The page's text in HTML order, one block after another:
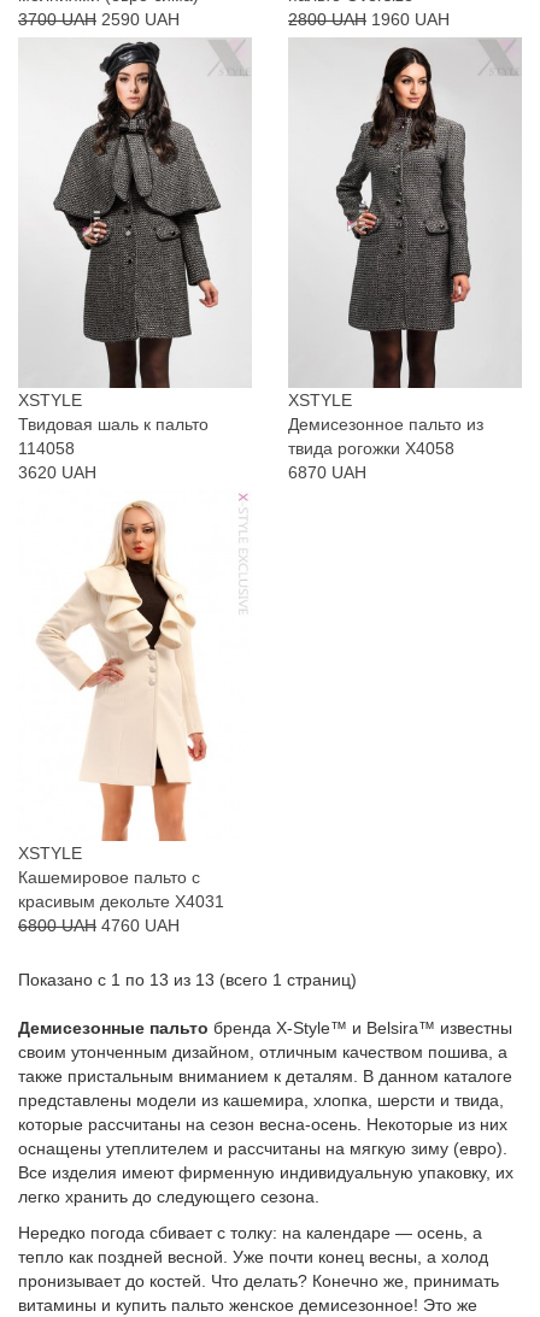
3700 UAH 2590 UAH
2800 UAH 1960 UAH
XSTYLE
Твидовая шаль к пальто
114058
3620 UAH
XSTYLE
Демисезонное пальто из
твида рогожки Х4058
6870 UAH
XSTYLE
Кашемировое пальто с
красивым декольте X4031
6800 UAH 4760 UAH
Показано с 1 по 13 из 13 (всего 1 страниц)
Демисезонные пальто бренда X-Style™ и Belsira™ известны
своим утонченным дизайном, отличным качеством пошива, а
также пристальным вниманием к деталям. В данном каталоге
представлены модели из кашемира, хлопка, шерсти и твида,
которые рассчитаны на сезон весна-осень. Некоторые из них
оснащены утеплителем и рассчитаны на мягкую зиму (евро).
Все изделия имеют фирменную индивидуальную упаковку, их
легко хранить до следующего сезона.
Нередко погода сбивает с толку: на календаре — осень, а
тепло как поздней весной. Уже почти конец весны, а холод
пронизывает до костей. Что делать? Конечно же, принимать
витамины и купить пальто женское демисезонное! Это же